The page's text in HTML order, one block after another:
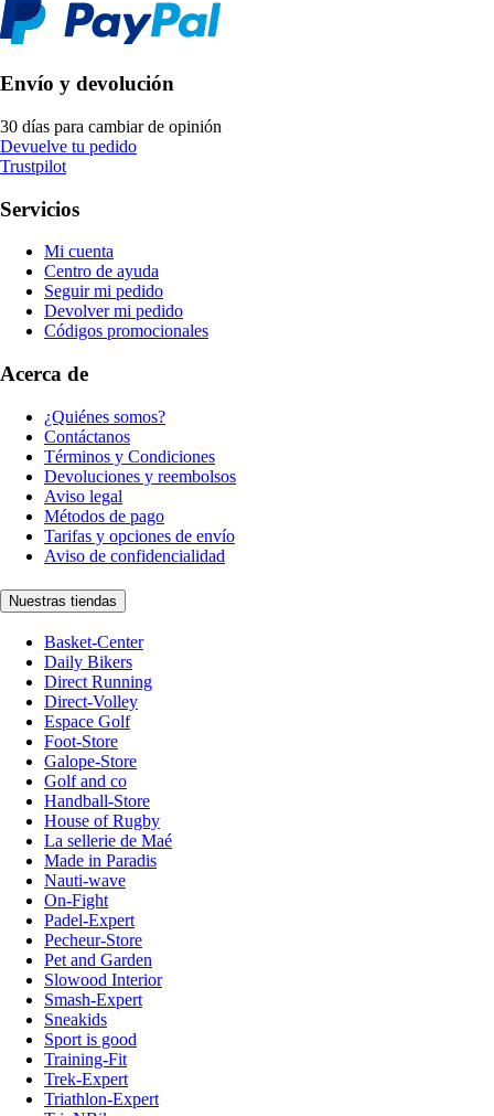
Envío y devolución
30 días para cambiar de opinión
Devuelve tu pedido
Trustpilot
Servicios
Mi cuenta
Centro de ayuda
Seguir mi pedido
Devolver mi pedido
Códigos promocionales
Acerca de
¿Quiénes somos?
Contáctanos
Términos y Condiciones
Devoluciones y reembolsos
Aviso legal
Métodos de pago
Tarifas y opciones de envío
Aviso de confidencialidad
Nuestras tiendas
Basket-Center
Daily Bikers
Direct Running
Direct-Volley
Espace Golf
Foot-Store
Galope-Store
Golf and co
Handball-Store
House of Rugby
La sellerie de Maé
Made in Paradis
Nauti-wave
On-Fight
Padel-Expert
Pecheur-Store
Pet and Garden
Slowood Interior
Smash-Expert
Sneakids
Sport is good
Training-Fit
Trek-Expert
Triathlon-Expert